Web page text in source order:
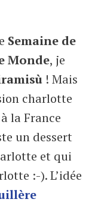
Semaine de
Monde, je
! Mais
charlotte
la France
un dessert
et qui
:-). L’idée